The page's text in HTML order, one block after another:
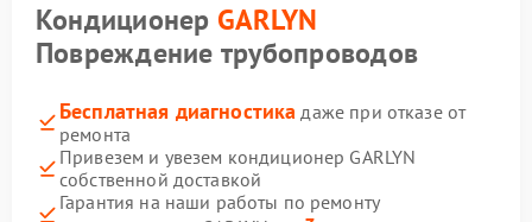
Кондиционер GARLYN
Повреждение трубопроводов
Бесплатная диагностика даже при отказе от
ремонта
Привезем и увезем кондиционер GARLYN
собственной доставкой
Гарантия на наши работы по ремонту